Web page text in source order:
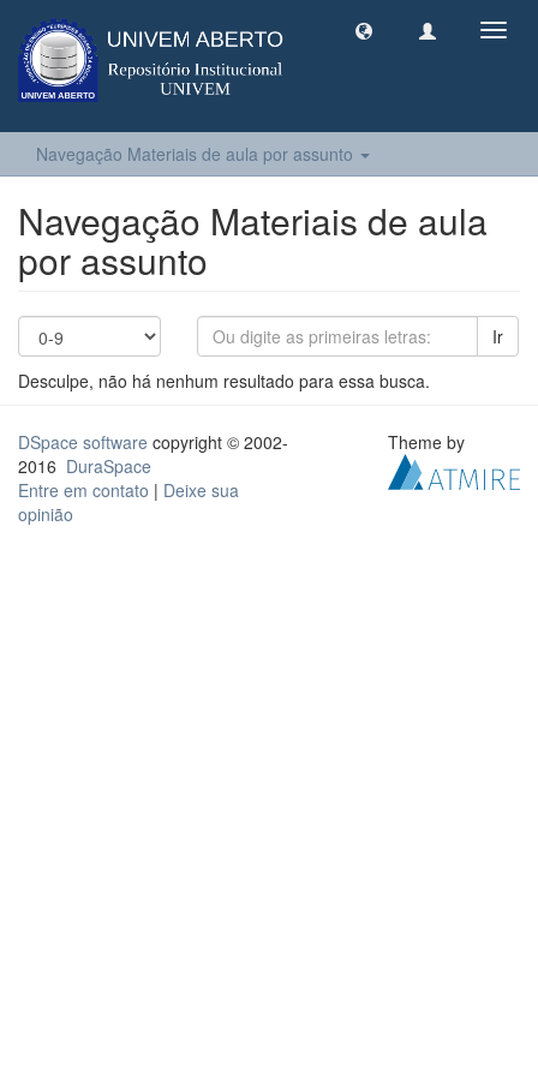
Navegação Materiais de aula por assunto
Navegação Materiais de aula
por assunto
Ir
Desculpe, não há nenhum resultado para essa busca.
DSpace software copyright © 2002-
2016 DuraSpace
Entre em contato | Deixe sua
opinião
Theme by